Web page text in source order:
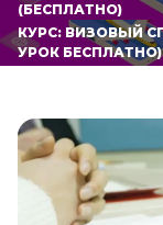
(БЕСПЛАТНО)
КУРС: ВИЗОВЫЙ
УРОК БЕСПЛАТНО)